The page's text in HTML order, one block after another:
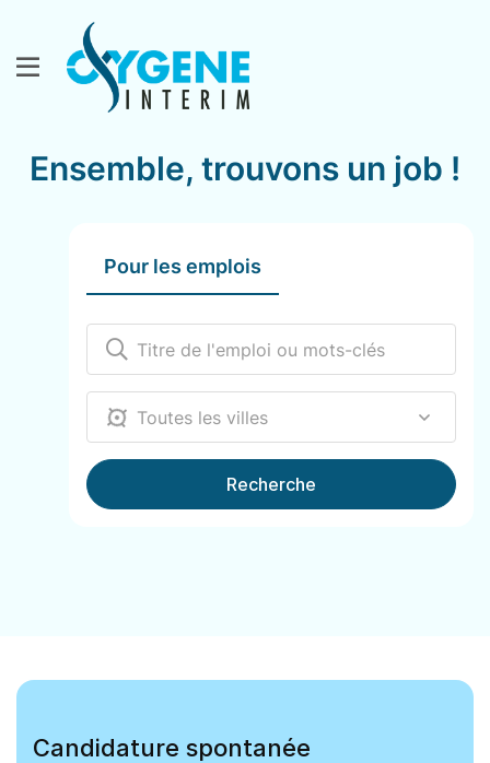
Ensemble, trouvons un job !
Pour les emplois
12000
Recherche
Candidature spontanée